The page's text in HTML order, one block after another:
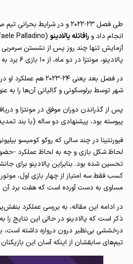
انجام داد و رافائله پالادینو
آزمایش تنها چند روز پس از نشستن
پالادینو، مونتزا در دو ماه، از ۱۰ بازی ۶ برد به دست آورد و از قعر جدول به جایگاه چهاردهم صعود کرد.
در فصل بعد یعنی
شهر توسط برلوسکونی و گالیانی آن‌ها را
پس از گذراندن دوران موفق در مونتزا و
پیوسته بود، پیشنهادی دو ساله (با بند
فیورنتینا در چند سالی که روکو کومیسو
لحاظ شکل بازی و چه به لحاظ عملکرد -حضور
تحسین شده بود. بنابراین پالادینو برای
مساوی به دست آورده است که هفت برد آن پیاپی و از هفته‌ی
در ادامه این مقاله، به بررسی عملکرد
ذکر است که پالادینو در حالی این نتایج
درخششی بی‌نظیر درون دروازه داشته است،
تیم‌های سابقشان از اینکه آسان این